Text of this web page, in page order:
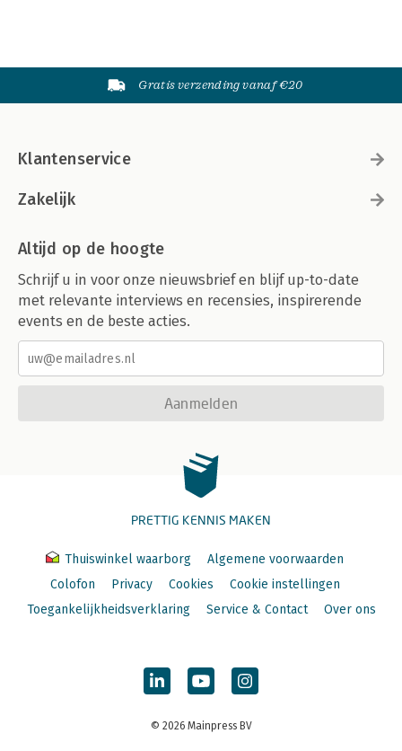
Gratis verzending vanaf €20
Klantenservice
Zakelijk
Altijd op de hoogte
Schrijf u in voor onze nieuwsbrief en blijf up-to-date
met relevante interviews en recensies, inspirerende
events en de beste acties.
Aanmelden
PRETTIG KENNIS MAKEN
Thuiswinkel waarborg
Algemene voorwaarden
Colofon
Privacy Cookies
Cookie instellingen
Toegankelijkheidsverklaring
Service & Contact Over ons
© 2026 Mainpress BV